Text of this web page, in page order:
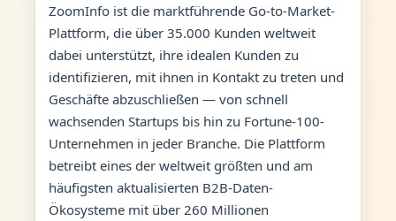
ZoomInfo ist die marktführende Go-to-Market-
Plattform, die über 35.000 Kunden weltweit
dabei unterstützt, ihre idealen Kunden zu
identifizieren, mit ihnen in Kontakt zu treten und
Geschäfte abzuschließen — von schnell
wachsenden Startups bis hin zu Fortune-100-
Unternehmen in jeder Branche. Die Plattform
betreibt eines der weltweit größten und am
häufigsten aktualisierten B2B-Daten-
Ökosysteme mit über 260 Millionen